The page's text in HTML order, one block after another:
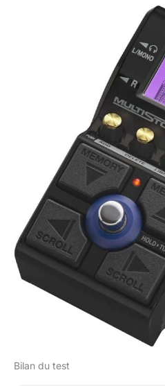
Bilan du test